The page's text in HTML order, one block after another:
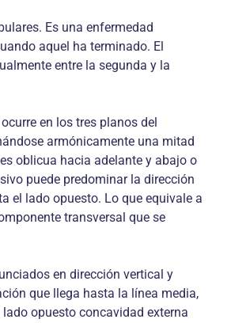
Es una enfermedad
aquel ha terminado. El
entre la segunda y la
en los tres planos del
armónicamente una mitad
oblicua hacia adelante y abajo o
puede predominar la dirección
el lado opuesto. Lo que equivale a
transversal que se
en dirección vertical y
que llega hasta la línea media,
opuesto concavidad externa